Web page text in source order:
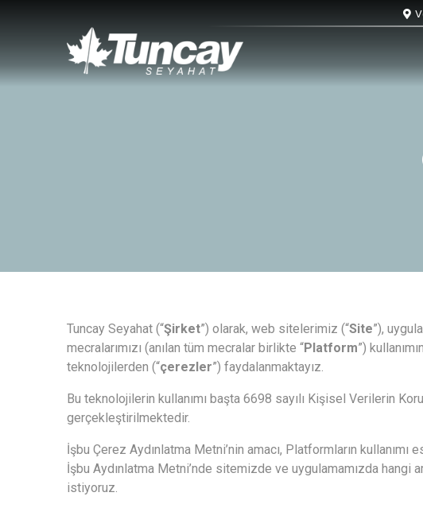
Tuncay Seyahat (“Şirket”) olarak, web sitelerimiz (“Site”),
mecralarımızı (anılan tüm mecralar birlikte “Platform”)
teknolojilerden (“çerezler”) faydalanmaktayız.
Bu teknolojilerin kullanımı başta 6698 sayılı Kişisel Verilerin
gerçekleştirilmektedir.
İşbu Çerez Aydınlatma Metni’nin amacı, Platformların
İşbu Aydınlatma Metni’nde sitemizde ve uygulamamızda
istiyoruz.